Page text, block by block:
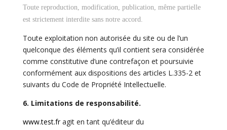
Toute reproduction, modification, publication, même partielle
est strictement interdite sans notre accord.
Toute exploitation non autorisée du site ou de l’un
quelconque des éléments qu’il contient sera considérée
comme constitutive d’une contrefaçon et poursuivie
conformément aux dispositions des articles L.335-2 et
suivants du Code de Propriété Intellectuelle.
6. Limitations de responsabilité.
www.test.fragit en tant qu’éditeur du